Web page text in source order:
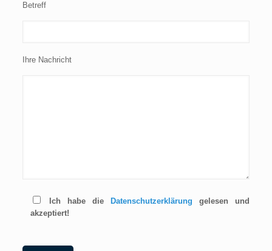
Betreff
Ihre Nachricht
Ich habe die Datenschutzerklärung gelesen und
akzeptiert!